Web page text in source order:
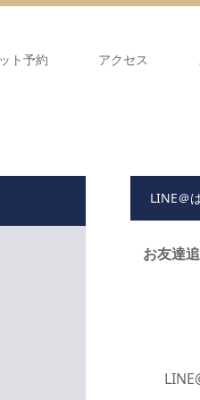
ト予約 アクセス
LINE＠
お友達追